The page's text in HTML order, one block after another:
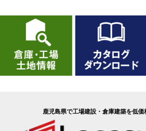
鹿児島県で工場建設・倉庫建築を低価